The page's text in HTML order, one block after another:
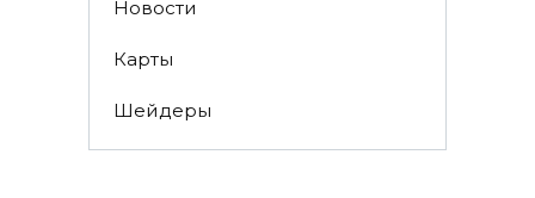
Новости
Карты
Шейдеры